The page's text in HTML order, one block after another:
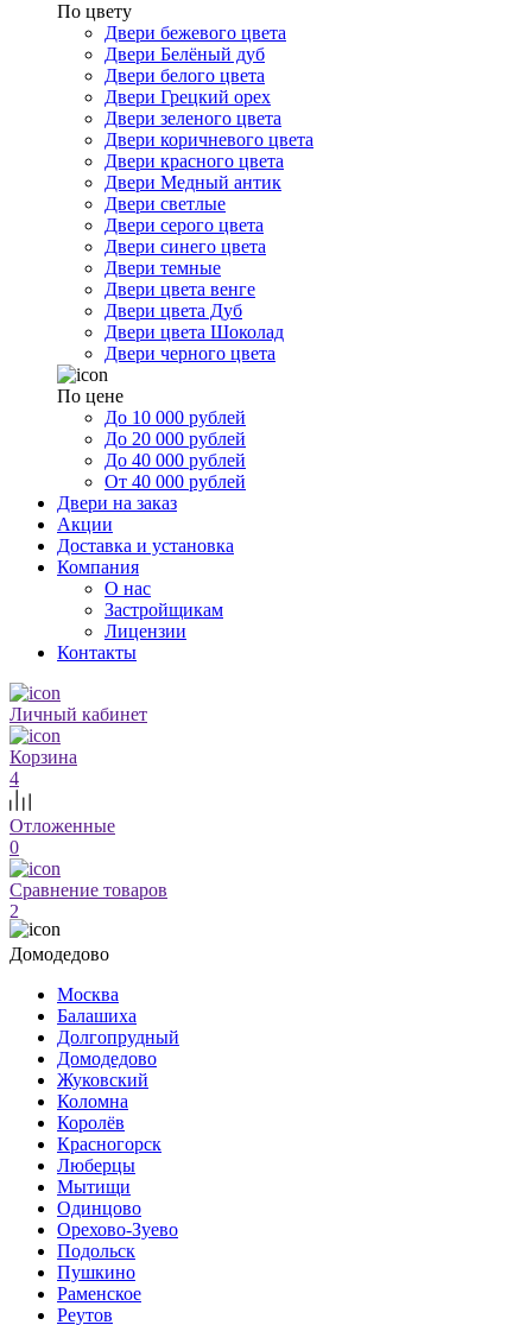
По цвету
Двери бежевого цвета
Двери Белёный дуб
Двери белого цвета
Двери Грецкий орех
Двери зеленого цвета
Двери коричневого цвета
Двери красного цвета
Двери Медный антик
Двери светлые
Двери серого цвета
Двери синего цвета
Двери темные
Двери цвета венге
Двери цвета Дуб
Двери цвета Шоколад
Двери черного цвета
По цене
До 10 000 рублей
До 20 000 рублей
До 40 000 рублей
От 40 000 рублей
Двери на заказ
Акции
Доставка и установка
Компания
О нас
Застройщикам
Лицензии
Контакты
Личный кабинет
Корзина
4
Отложенные
0
Сравнение товаров
2
Домодедово
Москва
Балашиха
Долгопрудный
Домодедово
Жуковский
Коломна
Королёв
Красногорск
Люберцы
Мытищи
Одинцово
Орехово-Зуево
Подольск
Пушкино
Раменское
Реутов